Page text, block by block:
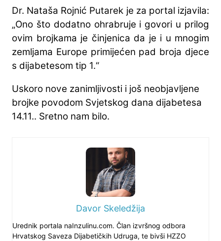
Dr. Nataša Rojnić Putarek je za portal izjavila:
„Ono što dodatno ohrabruje i govori u prilog
ovim brojkama je činjenica da je i u mnogim
zemljama Europe primijećen pad broja djece
s dijabetesom tip 1.“
Uskoro nove zanimljivosti i još neobjavljene
brojke povodom Svjetskog dana dijabetesa
14.11.. Sretno nam bilo.
Davor Skeledžija
Urednik portala naInzulinu.com. Član izvršnog odbora
Hrvatskog Saveza Dijabetičkih Udruga, te bivši HZZO